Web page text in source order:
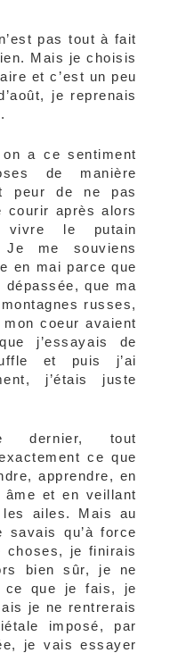
pas tout à fait
Mais je choisis
et c’est un peu
je reprenais
a ce sentiment
de manière
peur de ne pas
courir après alors
vivre le putain
Je me souviens
en mai parce que
que ma
russes,
coeur avaient
j’essayais de
et puis j’ai
j’étais juste
dernier, tout
ce que
apprendre, en
et en veillant
ailes. Mais au
qu’à force
choses, je finirais
bien sûr, je ne
ce que je fais, je
je ne rentrerais
imposé, par
je vais essayer